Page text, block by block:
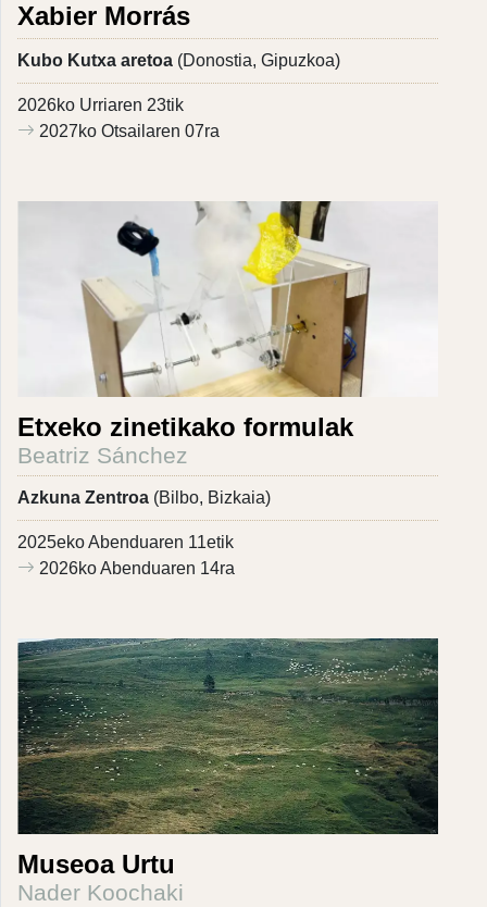
Xabier Morrás
Kubo Kutxa aretoa (Donostia, Gipuzkoa)
2026ko Urriaren 23tik
2027ko Otsailaren 07ra
Etxeko zinetikako formulak
Beatriz Sánchez
Azkuna Zentroa (Bilbo, Bizkaia)
2025eko Abenduaren 11etik
2026ko Abenduaren 14ra
Museoa Urtu
Nader Koochaki